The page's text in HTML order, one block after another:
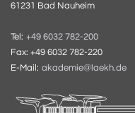
61231 Bad Nauheim
Tel: +49 6032 782-200
Fax: +49 6032 782-220
E-Mail: akademie@laekh.de